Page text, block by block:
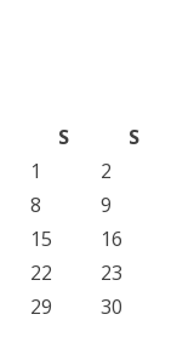
S
S
1
2
8
9
15
16
22
23
29
30